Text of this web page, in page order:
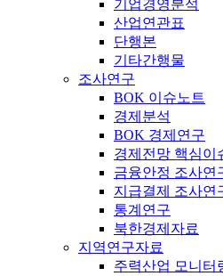
기업경영분석
산업연관표
단행본
기타간행물
조사연구
BOK 이슈노트
경제분석
BOK 경제연구
경제전망 핵심이
금융안정 조사연
지급결제 조사연
통계연구
북한경제자료
지역연구자료
주력산업 모니터